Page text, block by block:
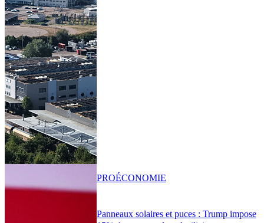
Panneaux solaires et puces : Trump impose
PROÉCONOMIE